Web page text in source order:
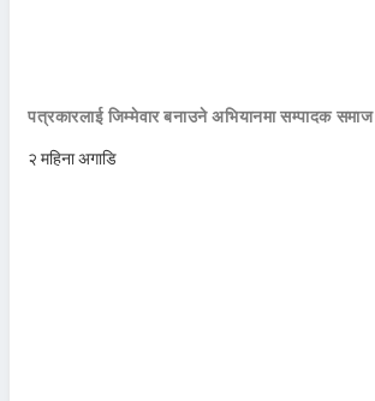
पत्रकारलाई जिम्मेवार बनाउने अभियानमा सम्पादक समाज
२ महिना अगाडि